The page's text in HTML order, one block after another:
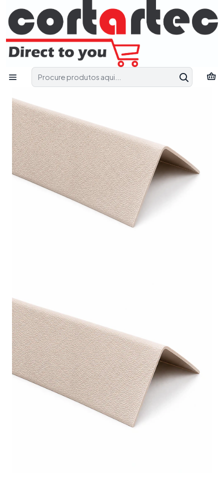
mais adequada ao seu projeto.
Pedir Apoio Técnico
Início Catálogo Proteção de Paredes
COR CG 50B - Perfis de 3M